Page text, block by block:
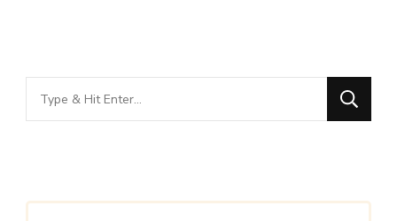
Looking
for